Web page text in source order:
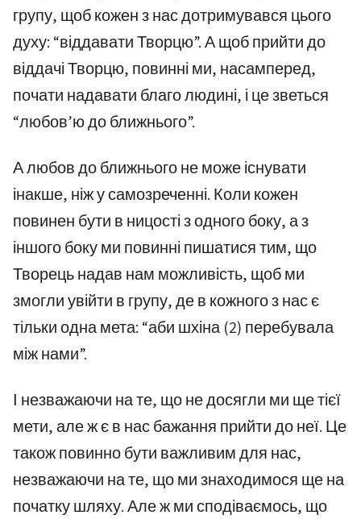
групу, щоб кожен з нас дотримувався цього
духу: “віддавати Творцю”. А щоб прийти до
віддачі Творцю, повинні ми, насамперед,
почати надавати благо людині, і це зветься
“любов’ю до ближнього”.
А любов до ближнього не може існувати
інакше, ніж у самозреченні. Коли кожен
повинен бути в ницості з одного боку, а з
іншого боку ми повинні пишатися тим, що
Творець надав нам можливість, щоб ми
змогли увійти в групу, де в кожного з нас є
тільки одна мета: “аби шхіна (2) перебувала
між нами”.
І незважаючи на те, що не досягли ми ще тієї
мети, але ж є в нас бажання прийти до неї. Це
також повинно бути важливим для нас,
незважаючи на те, що ми знаходимося ще на
початку шляху. Але ж ми сподіваємось, що